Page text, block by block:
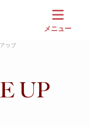
メニュー
ップ